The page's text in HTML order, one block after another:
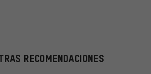
RECOMENDACIONES